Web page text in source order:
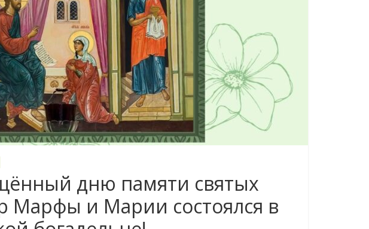
дню памяти святых
Марфы и Марии состоялся в